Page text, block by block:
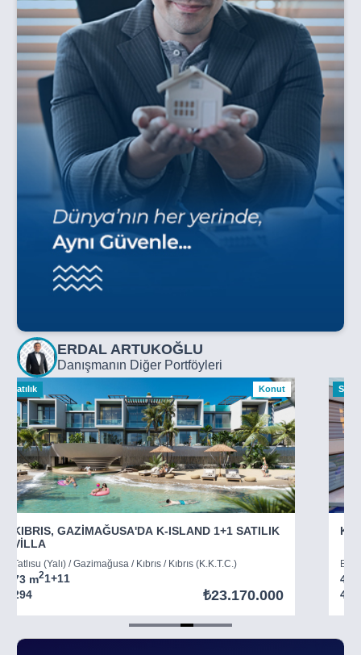
ERDAL ARTUKOĞLU
Danışmanın Diğer Portföyleri
Satılık Konut
KIBRIS, GAZİMAĞUSA'DA K-ISLAND 1+1 SATILIK
VİLLA
Tatlısu (Yalı) / Gazimağusa / Kıbrıs / Kıbrıs (K.K.T.C.)
73 m21+11
294
₺23.170.000
45
403
of